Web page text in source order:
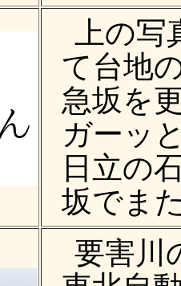
上の写
て台地
急坂を
ガーッ
日立の
坂でま
要害川